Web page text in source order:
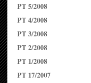
PT 5/2008
PT 4/2008
PT 3/2008
PT 2/2008
PT 1/2008
PT 17/2007